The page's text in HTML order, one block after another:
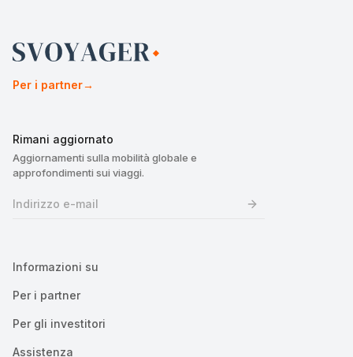
Per i partner→
Rimani aggiornato
Aggiornamenti sulla mobilità globale e
approfondimenti sui viaggi.
Informazioni su
Per i partner
Per gli investitori
Assistenza